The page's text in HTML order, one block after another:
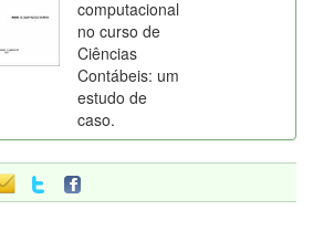
computacional
no curso de
Ciências
Contábeis: um
estudo de
caso.